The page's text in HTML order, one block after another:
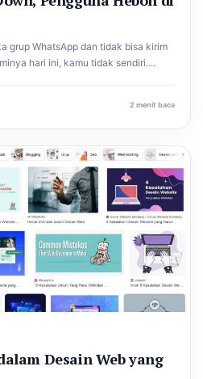
grup WhatsApp dan tidak bisa kirim
hari ini, kamu tidak sendiri....
2 menit baca
Desain Web yang